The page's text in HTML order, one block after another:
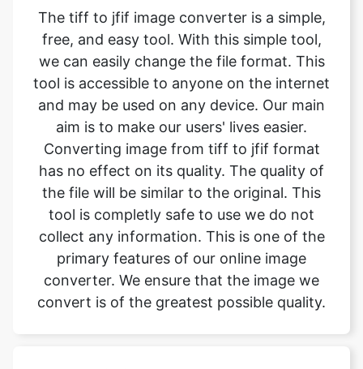
tool is accessible to anyone on the internet
and may be used on any device. Our main
aim is to make our users' lives easier.
Converting image from tiff to jfif format
has no effect on its quality. The quality of
the file will be similar to the original. This
tool is completly safe to use we do not
collect any information. This is one of the
primary features of our online image
converter. We ensure that the image we
convert is of the greatest possible quality.
What is image converter tool?